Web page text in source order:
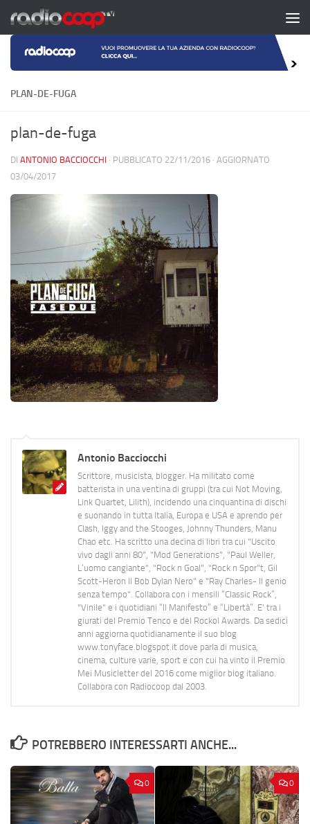
Salta al contenuto
PLAN-DE-FUGA
plan-de-fuga
DI ANTONIO BACCIOCCHI · PUBBLICATO 22/11/2016 · AGGIORNATO
03/04/2017
Antonio Bacciocchi
Scrittore, musicista, blogger. Ha militato come
batterista in una ventina di gruppi (tra cui Not Moving,
Link Quartet, Lilith), incidendo una cinquantina di dischi
e suonando in tutta Italia, Europa e USA e aprendo per
Clash, Iggy and the Stooges, Johnny Thunders, Manu
Chao etc. Ha scritto una decina di libri tra cui "Uscito
vivo dagli anni 80", "Mod Generations", "Paul Weller,
L’uomo cangiante", "Rock n Goal", "Rock n Spor"t, Gil
Scott-Heron Il Bob Dylan Nero" e "Ray Charles- Il genio
senza tempo". Collabora con i mensili “Classic Rock”,
"Vinile" e i quotidiani “Il Manifesto” e “Libertà”. E' tra i
giurati del Premio Tenco e del Rockol Awards. Da sedici
anni aggiorna quotidianamente il suo blog
www.tonyface.blogspot.it dove parla di musica,
cinema, culture varie, sport e con cui ha vinto il Premio
Mei Musicletter del 2016 come miglior blog italiano.
Collabora con Radiocoop dal 2003.
POTREBBERO INTERESSARTI ANCHE...
0 0